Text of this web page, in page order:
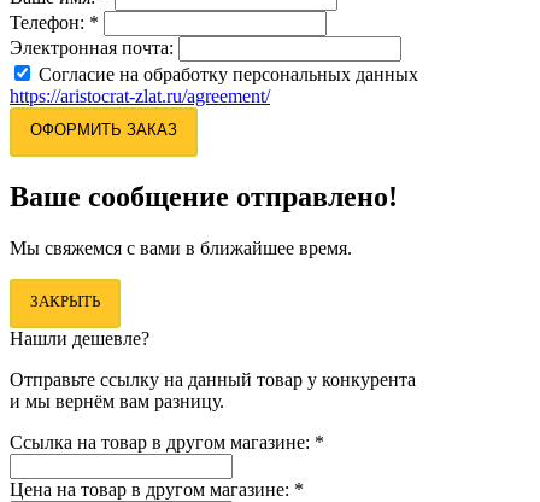
Телефон: *
Электронная почта:
Согласие на обработку персональных данных
https://aristocrat-zlat.ru/agreement/
ОФОРМИТЬ ЗАКАЗ
Ваше сообщение отправлено!
Мы свяжемся с вами в ближайшее время.
ЗАКРЫТЬ
Нашли дешевле?
Отправьте ссылку на данный товар у конкурента
и мы вернём вам разницу.
Ссылка на товар в другом магазине: *
Цена на товар в другом магазине: *